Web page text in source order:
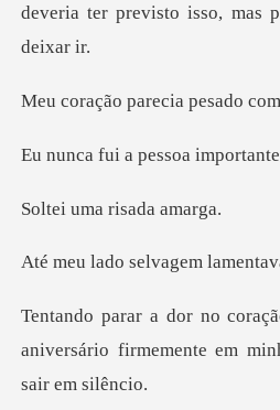
deveria ter previsto isso,
recia pesado c
essoa importante
ma risad
o selvagem
aniversário firmemente em m